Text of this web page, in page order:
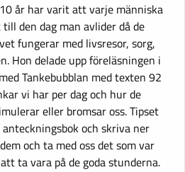
år har varit att varje människa
den dag man avlider då de
fungerar med livsresor, sorg,
Hon delade upp föreläsningen i
Tankebubblan med texten 92
vi har per dag och hur de
eller bromsar oss. Tipset
och skriva ner
och ta med oss det som var
ta vara på de goda stunderna.